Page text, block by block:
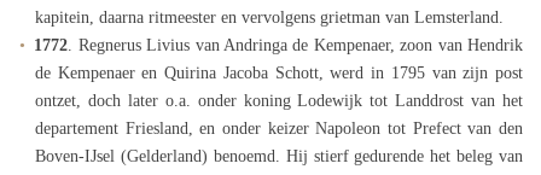
kapitein, daarna ritmeester en vervolgens grietman van Lemsterland.
1772. Regnerus Livius van Andringa de Kempenaer, zoon van Hendrik
de Kempenaer en Quirina Jacoba Schott, werd in 1795 van zijn post
ontzet, doch later o.a. onder koning Lodewijk tot Landdrost van het
departement Friesland, en onder keizer Napoleon tot Prefect van den
Boven-IJsel (Gelderland) benoemd. Hij stierf gedurende het beleg van